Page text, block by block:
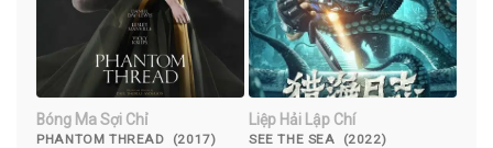
Bóng Ma Sợi Chỉ
PHANTOM THREAD (2017)
Liệp Hải Lập Chí
SEE THE SEA (2022)